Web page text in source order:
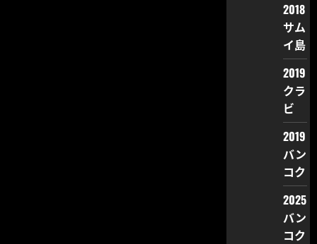
2018
サム
イ島
2019
クラ
ビ
2019
バン
コク
2025
バン
コク